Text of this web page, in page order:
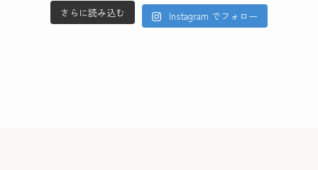
さらに読み込む Instagram でフォロー